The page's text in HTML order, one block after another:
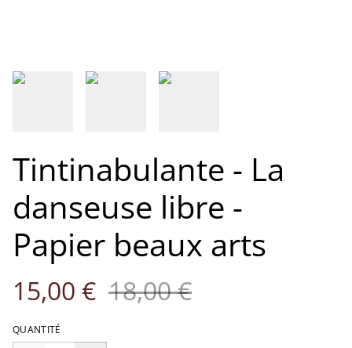
Tintinabulante - La
danseuse libre -
Papier beaux arts
15,00 € 18,00 €
QUANTITÉ